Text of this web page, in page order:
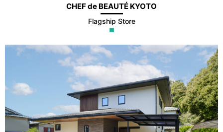
CHEF de BEAUTÉ KYOTO
Flagship Store
■